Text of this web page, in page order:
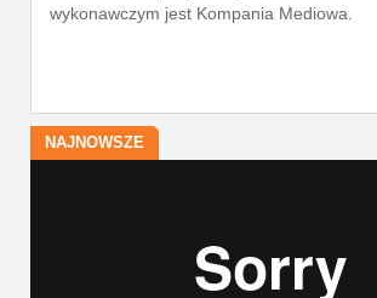
wykonawczym jest Kompania Mediowa.
NAJNOWSZE